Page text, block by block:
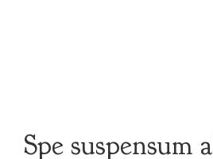
Spe suspensum